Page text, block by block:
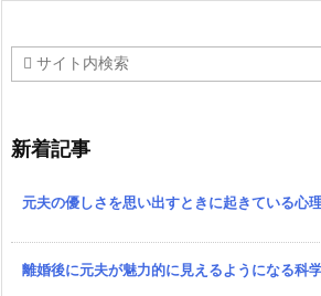
新着記事
元夫の優しさを思い出すときに起きている心
離婚後に元夫が魅力的に見えるようになる科